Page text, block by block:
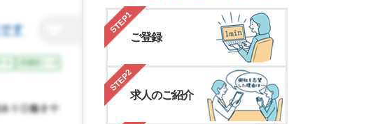
STEP1
ご登録
STEP2
求人のご紹介